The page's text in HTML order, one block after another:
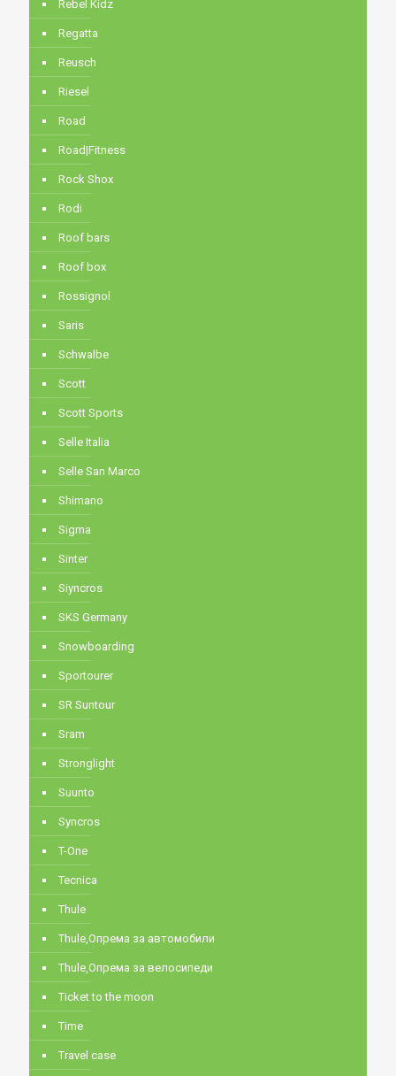
Rebel Kidz
Regatta
Reusch
Riesel
Road
Road|Fitness
Rock Shox
Rodi
Roof bars
Roof box
Rossignol
Saris
Schwalbe
Scott
Scott Sports
Selle Italia
Selle San Marco
Shimano
Sigma
Sinter
Siyncros
SKS Germany
Snowboarding
Sportourer
SR Suntour
Sram
Stronglight
Suunto
Syncros
T-One
Tecnica
Thule
Thule,Опрема за автомобили
Thule,Опрема за велосипеди
Ticket to the moon
Time
Travel case